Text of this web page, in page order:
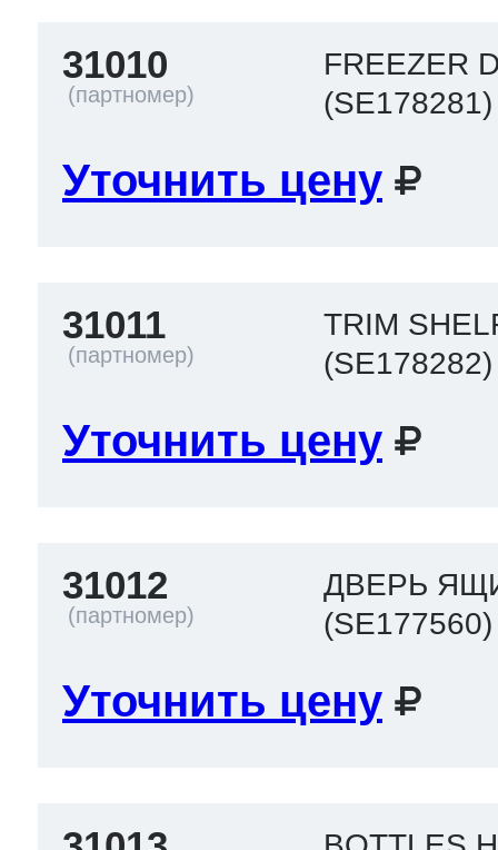
31010
FREEZER
(SE178281)
Уточнить цену
31011
TRIM
(SE178282)
Уточнить цену
31012
ДВЕРЬ
(SE177560)
Уточнить цену